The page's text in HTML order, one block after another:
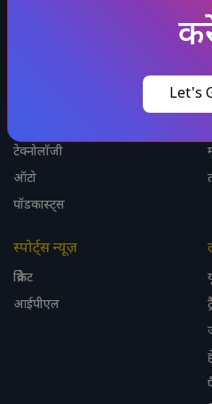
Let's
टेक्नोलॉजी
ऑटो
पॉडकास्ट्स
स्पोर्ट्स न्यूज़
क्रिकेट
आईपीएल